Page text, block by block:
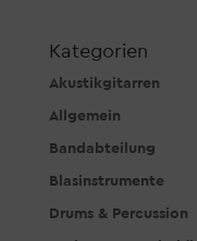
Kategorien
Akustikgitarren
Allgemein
Bandabteilung
Blasinstrumente
Drums & Percussion